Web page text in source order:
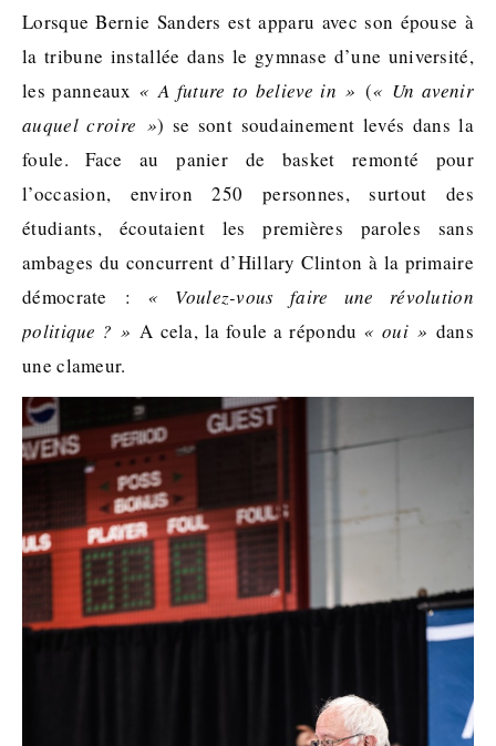
Lorsque Bernie Sanders est apparu avec son épouse à
la tribune installée dans le gymnase d’une université,
les panneaux « A future to believe in » (« Un avenir
auquel croire ») se sont soudainement levés dans la
foule. Face au panier de basket remonté pour
l’occasion, environ 250 personnes, surtout des
étudiants, écoutaient les premières paroles sans
ambages du concurrent d’Hillary Clinton à la primaire
démocrate : « Voulez-vous faire une révolution
politique ? » A cela, la foule a répondu « oui » dans
une clameur.